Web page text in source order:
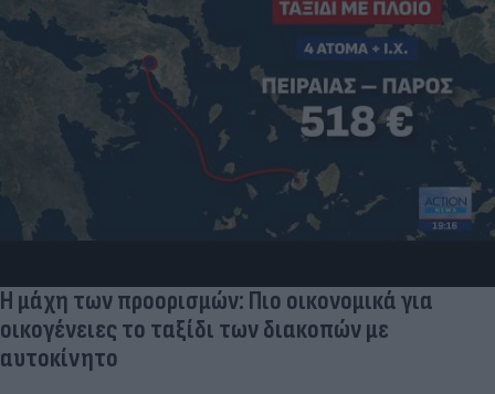
Η μάχη των προορισμών: Πιο οικονομικά για
οικογένειες το ταξίδι των διακοπών με
αυτοκίνητο